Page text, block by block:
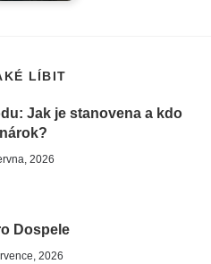
LÍBIT
Jak je stanovena a kdo
2026
Dospele
2026